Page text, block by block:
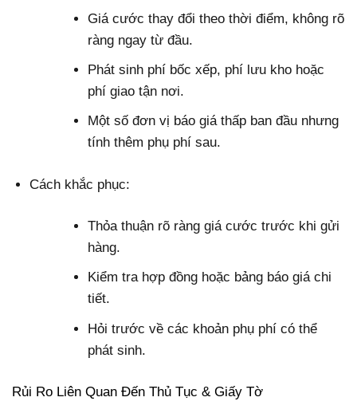
Giá cước thay đổi theo thời điểm, không rõ
ràng ngay từ đầu.
Phát sinh phí bốc xếp, phí lưu kho hoặc
phí giao tận nơi.
Một số đơn vị báo giá thấp ban đầu nhưng
tính thêm phụ phí sau.
Cách khắc phục:
Thỏa thuận rõ ràng giá cước trước khi gửi
hàng.
Kiểm tra hợp đồng hoặc bảng báo giá chi
tiết.
Hỏi trước về các khoản phụ phí có thể
phát sinh.
Rủi Ro Liên Quan Đến Thủ Tục & Giấy Tờ